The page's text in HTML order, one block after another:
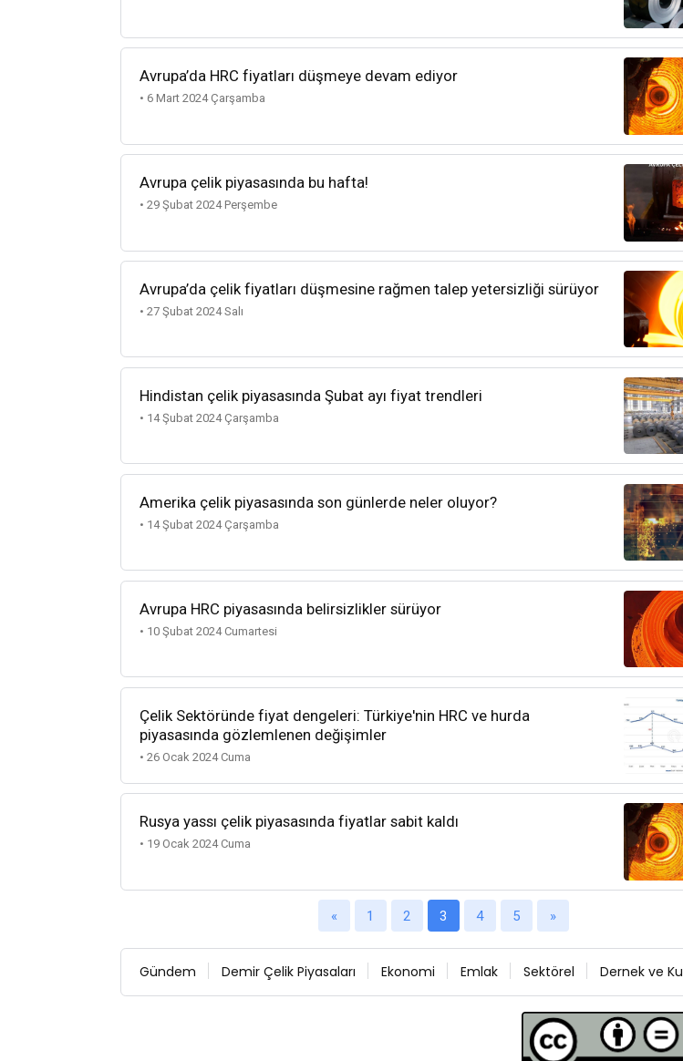
Avrupa’da HRC fiyatları düşmeye devam ediyor
• 6 Mart 2024 Çarşamba
Avrupa çelik piyasasında bu hafta!
• 29 Şubat 2024 Perşembe
Avrupa’da çelik fiyatları düşmesine rağmen talep yetersizliği sürüyor
• 27 Şubat 2024 Salı
Hindistan çelik piyasasında Şubat ayı fiyat trendleri
• 14 Şubat 2024 Çarşamba
Amerika çelik piyasasında son günlerde neler oluyor?
• 14 Şubat 2024 Çarşamba
Avrupa HRC piyasasında belirsizlikler sürüyor
• 10 Şubat 2024 Cumartesi
Çelik Sektöründe fiyat dengeleri: Türkiye'nin HRC ve hurda
piyasasında gözlemlenen değişimler
• 26 Ocak 2024 Cuma
Rusya yassı çelik piyasasında fiyatlar sabit kaldı
• 19 Ocak 2024 Cuma
« 1 2 3 4 5 »
Gündem Demir Çelik Piyasaları Ekonomi Emlak Sektörel Dernek ve